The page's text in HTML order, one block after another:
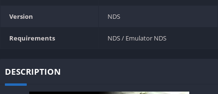
Version NDS
Requirements NDS / Emulator NDS
DESCRIPTION